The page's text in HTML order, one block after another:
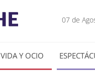
07 de
VIDA Y OCIO